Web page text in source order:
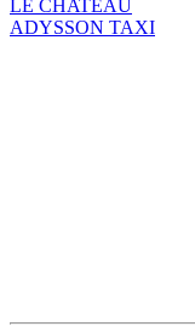
LE CHATEAU
ADYSSON TAXI